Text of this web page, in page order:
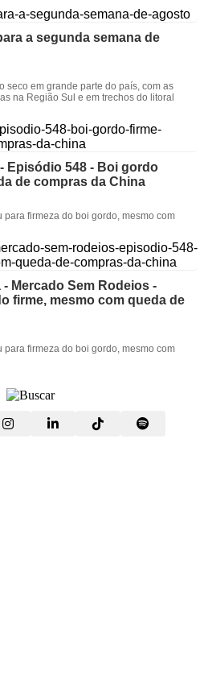
a segunda semana de
seco em grande parte do país, com as
na Região Sul e em trechos do litoral
Episódio 548 - Boi gordo
de compras da China
firmeza do boi gordo, mesmo com
Mercado Sem Rodeios -
firme, mesmo com queda de
firmeza do boi gordo, mesmo com